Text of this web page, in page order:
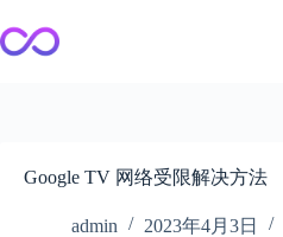
至
内
Google TV 网络受限解决方法
admin 2023年4月3日